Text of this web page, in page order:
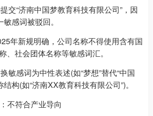
交“济南中国梦教育科技有限公司”，因
感词被驳回。
年新规明确，公司名称不得使用含有国
、社会团体名称等敏感词汇。
敏感词为中性表述(如“梦想”替代“中国
构(如“济南XX教育科技有限公司”)。
不符合产业导向